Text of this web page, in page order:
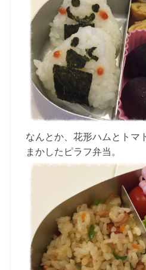
なんとか、花形ハムとトマ
まかしたピラフ弁当。